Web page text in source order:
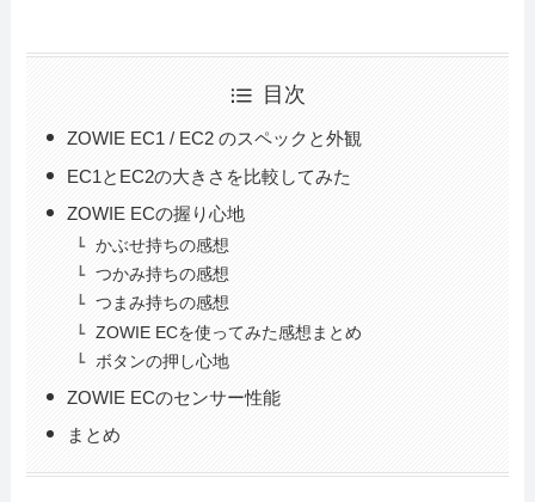
目次
ZOWIE EC1 / EC2 のスペックと外観
EC1とEC2の大きさを比較してみた
ZOWIE ECの握り心地
かぶせ持ちの感想
つかみ持ちの感想
つまみ持ちの感想
ZOWIE ECを使ってみた感想まとめ
ボタンの押し心地
ZOWIE ECのセンサー性能
まとめ